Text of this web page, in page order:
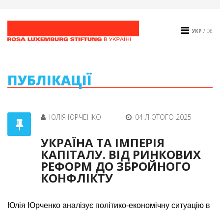
УКР / DE
ПУБЛІКАЦІЇ
ЮЛІЯ ЮРЧЕНКО 04 ЛЮТОГО 2025
УКРАЇНА ТА ІМПЕРІЯ
КАПІТАЛУ. ВІД РИНКОВИХ
РЕФОРМ ДО ЗБРОЙНОГО
КОНФЛІКТУ
Юлія Юрченко аналізує політико-економічну ситуацію в